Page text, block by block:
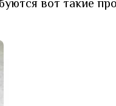
вот такие